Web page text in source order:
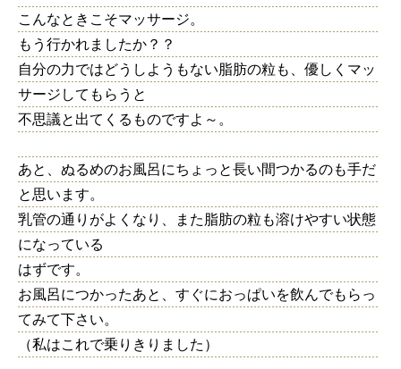
こんなときこそマッサージ。
もう行かれましたか？？
自分の力ではどうしようもない脂肪の粒も、優しくマッ
サージしてもらうと
不思議と出てくるものですよ～。
あと、ぬるめのお風呂にちょっと長い間つかるのも手だ
と思います。
乳管の通りがよくなり、また脂肪の粒も溶けやすい状態
になっている
はずです。
お風呂につかったあと、すぐにおっぱいを飲んでもらっ
てみて下さい。
（私はこれで乗りきりました）